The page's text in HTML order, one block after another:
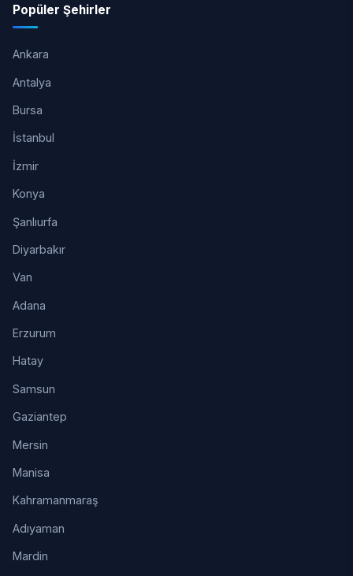
Popüler Şehirler
Ankara
Antalya
Bursa
İstanbul
İzmir
Konya
Şanlıurfa
Diyarbakır
Van
Adana
Erzurum
Hatay
Samsun
Gaziantep
Mersin
Manisa
Kahramanmaraş
Adıyaman
Mardin